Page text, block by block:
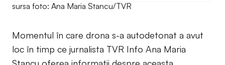
sursa foto: Ana Maria Stancu/TVR
Momentul în care drona s-a autodetonat a avut
loc în timp ce jurnalista TVR Info Ana Maria
Stancu oferea informații despre aceasta.